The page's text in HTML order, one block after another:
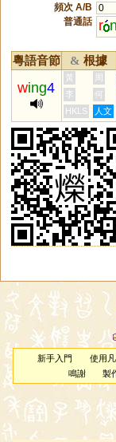
頻次 A/B
0
普通話
r
粵語音節 & 根據
wing4
黃 周
李
何
HKLS
人文
新手入門 使用
鳴謝
製